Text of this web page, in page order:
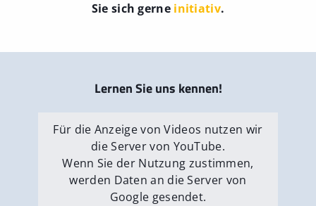
Sie sich gerne initiativ.
Lernen Sie uns kennen!
Für die Anzeige von Videos nutzen wir
die Server von YouTube.
Wenn Sie der Nutzung zustimmen,
werden Daten an die Server von
Google gesendet.